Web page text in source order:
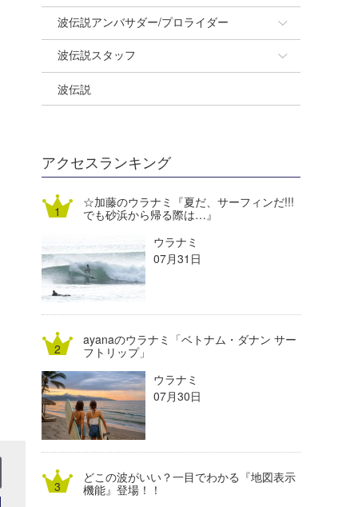
mitsuteru Kamio
Yasunari Inoue
Yoshiyuki Obata
DELTA FORCE SURF
熊谷素子
SURFMEDIA
Colors MAGAZINE
WAVAL
波伝説アンバサダー/プロライダー
福島寿実子
中浦“JET”章
進士剛光
植村未来
NOBUFUKU
大野”MAR”修聖
喜納海人
波伝説スタッフ
☆加藤
Aichan
ECE
G◎Da
H
KID
KOBU
KY
MIN
mitz
OYZ
波伝説
アクセスランキング
☆加藤のウラナミ『夏だ、サーフィンだ!!!
でも砂浜から帰る際は…』
ウラナミ
07月31日
ayanaのウラナミ「ベトナム・ダナン サー
フトリップ」
ウラナミ
07月30日
どこの波がいい？一目でわかる『地図表示
機能』登場！！